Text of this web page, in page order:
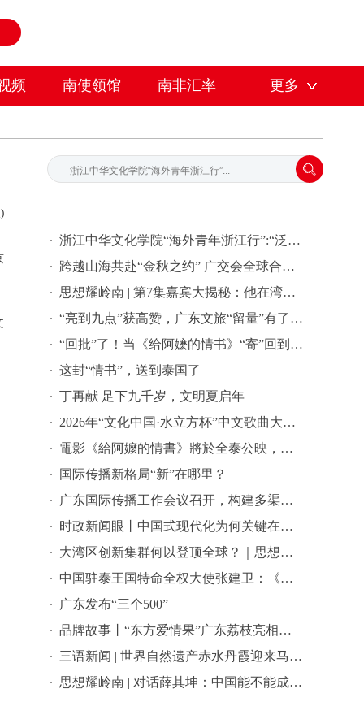
频 南使领馆 南非汇率 更多
浙江中华文化学院“海外青年浙江行”:“泛舟富春江上-寻味中华文脉”中华文化研学之旅活动
跨越山海共赴“金秋之约” 广交会全球合作伙伴签约活动在穗举行
思想耀岭南 | 第7集嘉宾大揭秘：他在湾区批量孵化独角兽企业
“亮到九点”获高赞，广东文旅“留量”有了新密码 | 文旅友好看广东②
“回批”了！当《给阿嬷的情书》“寄”回到故事发生地泰国……
这封“情书”，送到泰国了
丁再献 足下九千岁，文明夏启年
2026年“文化中国·水立方杯”中文歌曲大赛总决赛落幕，选手精彩表现来啦→
電影《給阿嬤的情書》將於全泰公映，導演藍鴻春推薦潮汕美景美食
国际传播新格局“新”在哪里？
广东国际传播工作会议召开，构建多渠道立体式对外传播格局引热议
时政新闻眼丨中国式现代化为何关键在科技现代化？总书记作出战略指引
大湾区创新集群何以登顶全球？｜思想耀岭南
中国驻泰王国特命全权大使张建卫：《给阿嬷的情书》是讲好中国故事的好抓手
广东发布“三个500”
品牌故事丨“东方爱情果”广东荔枝亮相全球农遗遴选答辩会
三语新闻 | 世界自然遗产赤水丹霞迎来马来西亚代表团 ——海外嘉宾点赞世界自然遗产赤水丹霞：这里值得让更多国际游客看见
思想耀岭南 | 对话薛其坤：中国能不能成为世界科学中心？